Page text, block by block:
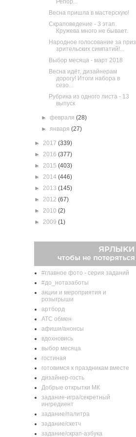
Репор...
Весна пришла в мастерскую!
Скраповедение - 3 этап.
Кружева много не бывает.
Народное голосование за приз
зрительских симпатий!...
Выбор месяца - март 2018
Весна идёт, дизайнерам
дорогу! Итоги набора в
сезо...
Рубрика из одного листа - 13
выпуск
►февраля(28)
►января(27)
► 2017 (339)
► 2016 (377)
► 2015 (403)
► 2014 (446)
► 2013 (145)
► 2012 (67)
► 2010 (2)
► 2009 (1)
#главное фото - серия заданий
#до_нотазаботы
акции и мероприятия и
розыгрыши
артборд
АТС обмен
афиши/анонсы
вдохновись
выбор месяца
гостиная
готовимся к праздникам вместе
дизайнер-гость
Добрые открытки МК
задание-игра/секретный
ингредиент
задание/палитра
задание/скетч
задание/скрап-азбука